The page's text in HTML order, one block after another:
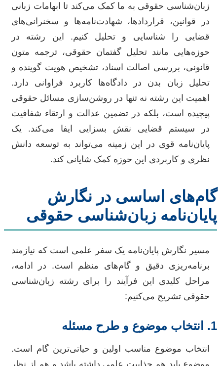
زبان‌شناسی حقوقی به ما کمک می‌کند تا ابهامات زبانی
در قوانین، قراردادها، شهادت‌نامه‌ها و سخنرانی‌های
قضایی را شناسایی و تحلیل کنیم. این رشته در
حوزه‌هایی مانند تحلیل گفتمان حقوقی، ترجمه متون
قانونی، بررسی اصالت اسناد، تشخیص هویت گوینده و
تحلیل زبان بدن در دادگاه‌ها کاربرد فراوانی دارد.
اهمیت این رشته نه تنها در روشن‌سازی مسائل حقوقی
پیچیده است، بلکه در تضمین عدالت و ارتقاء شفافیت
در سیستم قضایی نقش بسزایی ایفا می‌کند. یک
پایان‌نامه قوی در این زمینه می‌تواند به توسعه دانش
نظری و کاربردی این حوزه کمک شایانی کند.
گام‌های اساسی در نگارش
پایان‌نامه زبان‌شناسی حقوقی
مسیر نگارش پایان‌نامه یک سفر علمی است که نیازمند
برنامه‌ریزی دقیق و گام‌های منظم است. در ادامه،
مراحل کلیدی این فرآیند را برای رشته زبان‌شناسی
حقوقی تشریح می‌کنیم:
1. انتخاب موضوع و طرح مسئله
انتخاب موضوع مناسب اولین و حیاتی‌ترین گام است.